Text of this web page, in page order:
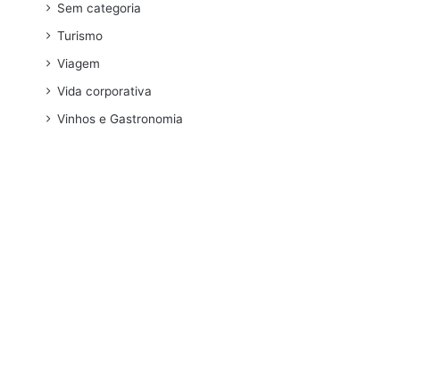
Sem categoria
Turismo
Viagem
Vida corporativa
Vinhos e Gastronomia